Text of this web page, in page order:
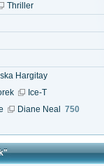
Thriller
Hargitay
Ice-T
Diane Neal
750